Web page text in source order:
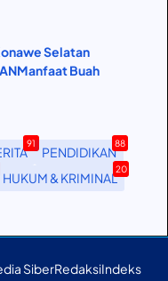
Selatan
Manfaat Buah
91
PENDIDIKAN
88
HUKUM & KRIMINAL
20
SiberRedaksiIndeks